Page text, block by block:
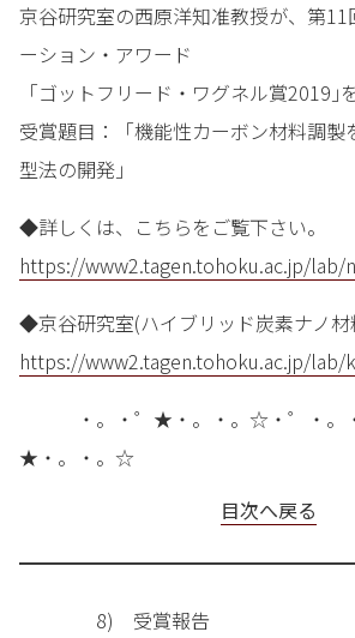
京谷研究室の西原洋知准教授が、第
ーション・アワード
「ゴットフリード・ワグネル賞2019｣
受賞題目：「機能性カーボン材料調製
型法の開発」
◆詳しくは、こちらをご覧下さい。
https://www2.tagen.tohoku.ac.jp/lab/
◆京谷研究室(ハイブリッド炭素ナノ材
https://www2.tagen.tohoku.ac.jp/
・。・゜★・。・。☆・゜・。・
★・。・。☆
目次へ戻る
8) 受賞報告